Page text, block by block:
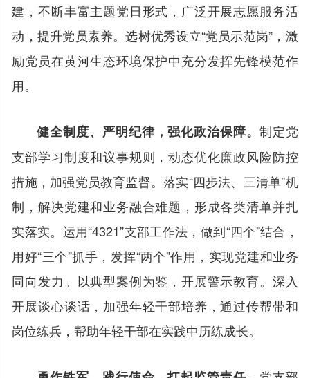
建，不断丰富主题党日形式，广泛开展志愿服务活
动，提升党员素养。选树优秀设立“党员示范岗”，激
励党员在黄河生态环境保护中充分发挥先锋模范作
用。
健全制度、严明纪律，强化政治保障。 制定党
支部学习制度和议事规则，动态优化廉政风险防控
措施，加强党员教育监督。落实“四步法、三清单”机
制，解决党建和业务融合难题，形成各类清单并扎
实落实。运用“4321”支部工作法，做到“四个”结合，
用好“三个”抓手，发挥“两个”作用，实现党建和业务
同向发力。以典型案例为鉴，开展警示教育。深入
开展谈心谈话，加强年轻干部培养，通过传帮带和
岗位练兵，帮助年轻干部在实践中历练成长。